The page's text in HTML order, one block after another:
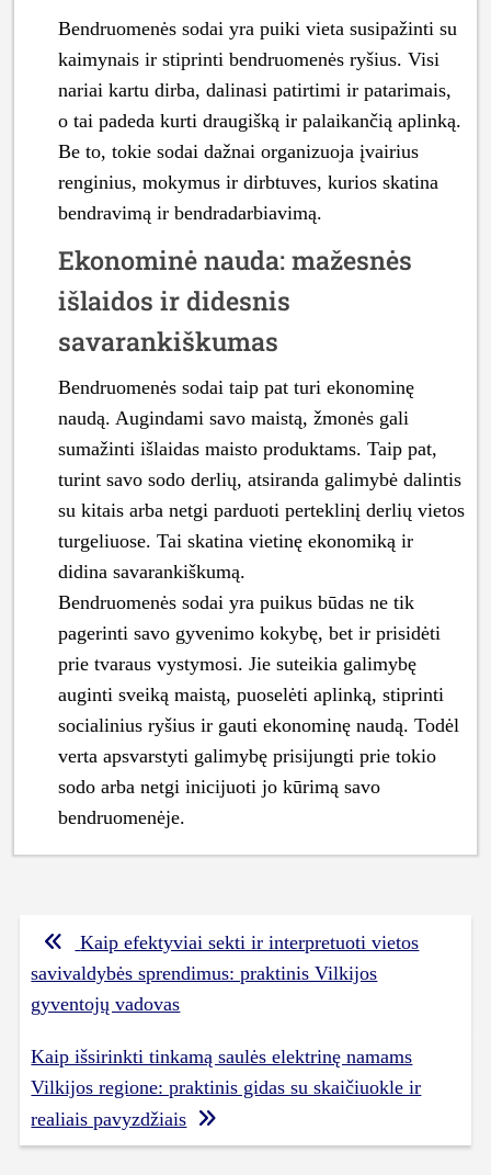
Bendruomenės sodai yra puiki vieta susipažinti su
kaimynais ir stiprinti bendruomenės ryšius. Visi
nariai kartu dirba, dalinasi patirtimi ir patarimais,
o tai padeda kurti draugišką ir palaikančią aplinką.
Be to, tokie sodai dažnai organizuoja įvairius
renginius, mokymus ir dirbtuves, kurios skatina
bendravimą ir bendradarbiavimą.
Ekonominė nauda: mažesnės
išlaidos ir didesnis
savarankiškumas
Bendruomenės sodai taip pat turi ekonominę
naudą. Augindami savo maistą, žmonės gali
sumažinti išlaidas maisto produktams. Taip pat,
turint savo sodo derlių, atsiranda galimybė dalintis
su kitais arba netgi parduoti perteklinį derlių vietos
turgeliuose. Tai skatina vietinę ekonomiką ir
didina savarankiškumą.
Bendruomenės sodai yra puikus būdas ne tik
pagerinti savo gyvenimo kokybę, bet ir prisidėti
prie tvaraus vystymosi. Jie suteikia galimybę
auginti sveiką maistą, puoselėti aplinką, stiprinti
socialinius ryšius ir gauti ekonominę naudą. Todėl
verta apsvarstyti galimybę prisijungti prie tokio
sodo arba netgi inicijuoti jo kūrimą savo
bendruomenėje.
Navigacija
tarp
įrašų
Kaip efektyviai sekti ir interpretuoti vietos
savivaldybės sprendimus: praktinis Vilkijos
gyventojų vadovas
Kaip išsirinkti tinkamą saulės elektrinę namams
Vilkijos regione: praktinis gidas su skaičiuokle ir
realiais pavyzdžiais